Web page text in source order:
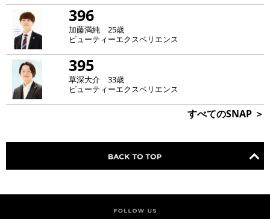
396
加藤満純 25歳
ビューティーエクスペリエンス
395
草深大介 33歳
ビューティーエクスペリエンス
すべてのSNAP ＞